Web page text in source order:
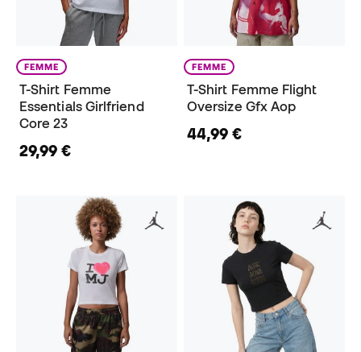
FEMME
T-Shirt Femme
Essentials Girlfriend
Core 23
29,99 €
FEMME
T-Shirt Femme Flight
Oversize Gfx Aop
44,99 €